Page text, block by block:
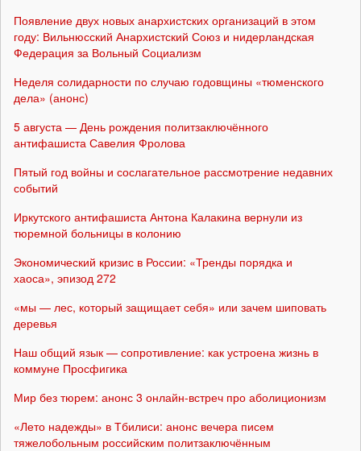
Появление двух новых анархистских организаций в этом
году: Вильнюсский Анархистский Союз и нидерландская
Федерация за Вольный Социализм
Неделя солидарности по случаю годовщины «тюменского
дела» (анонс)
5 августа — День рождения политзаключённого
антифашиста Савелия Фролова
Пятый год войны и сослагательное рассмотрение недавних
событий
Иркутского антифашиста Антона Калакина вернули из
тюремной больницы в колонию
Экономический кризис в России: «Тренды порядка и
хаоса», эпизод 272
«мы — лес, который защищает себя» или зачем шиповать
деревья
Наш общий язык — сопротивление: как устроена жизнь в
коммуне Просфигика
Мир без тюрем: анонс 3 онлайн-встреч про аболиционизм
«Лето надежды» в Тбилиси: анонс вечера писем
тяжелобольным российским политзаключённым